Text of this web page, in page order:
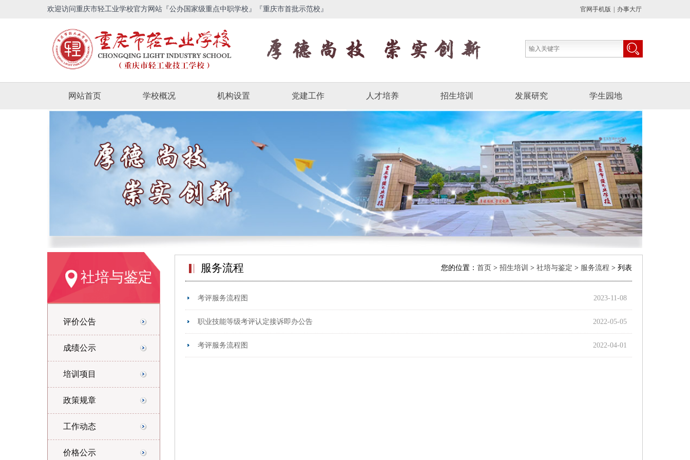
欢迎访问重庆市轻工业学校官方网站『公办国家级重点中职学校』『重庆市首批示范校』 官网手机版 办事大厅
网站首页 学校概况 机构设置 党建工作 人才培养 招生培训 发展研究 学生园地
社培与鉴定
评价公告
成绩公示
培训项目
政策规章
工作动态
价格公示
服务流程 您的位置： 首页 > 招生培训 > 社培与鉴定 > 服务流程 > 列表
2023-11-08
考评服务流程图
2022-05-05
职业技能等级考评认定接诉即办公告
2022-04-01
考评服务流程图